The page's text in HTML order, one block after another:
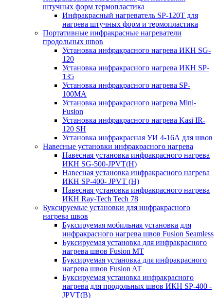
штучных форм термопластика
Инфракрасный нагреватель SP-120T для
нагрева штучных форм и термопластика
Портативные инфракрасные нагреватели
продольных швов
Установка инфракрасного нагрева ИКН SG-
120
Установка инфракрасного нагрева ИКН SP-
135
Установка инфракрасного нагрева SP-
100МА
Установка инфракрасного нагрева Mini-
Fusion
Установка инфракрасного нагрева Kasi IR-
120 SH
Установка инфракрасная УИ 4-16А для швов
Навесные установки инфракрасного нагрева
Навесная установка инфракрасного нагрева
ИКН SG-500-JPVT(H)
Навесная установка инфракрасного нагрева
ИКН SP-400- JPVT (Н)
Навесная установка инфракрасного нагрева
ИКН Ray-Tech Tech 78
Буксируемые установки для инфракрасного
нагрева швов
Буксируемая мобильная установка для
инфракрасного нагрева швов Fusion Seamless
Буксируемая установка для инфракрасного
нагрева швов Fusion MT
Буксируемая установка для инфракрасного
нагрева швов Fusion AT
Буксируемая установка инфракрасного
нагрева для продольных швов ИКН SP-400 -
JPVT(B)